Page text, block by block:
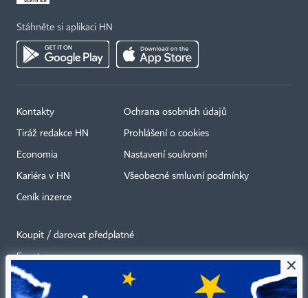
Stáhněte si aplikaci HN
Kontakty
Tiráž redakce HN
Economia
Kariéra v HN
Ceník inzerce
Ochrana osobních údajů
Prohlášení o cookies
Nastavení soukromí
Všeobecné smluvní podmínky
Koupit / darovat předplatné
Eventy
Newslettery
×